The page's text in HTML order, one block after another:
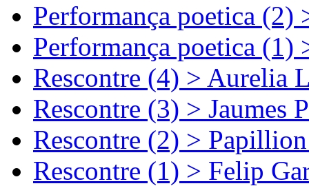
Performança poetica (2)
Performança poetica (1)
Rescontre (4) > Aurelia
Rescontre (3) > Jaumes
Rescontre (2) >
Rescontre (1) > Felip